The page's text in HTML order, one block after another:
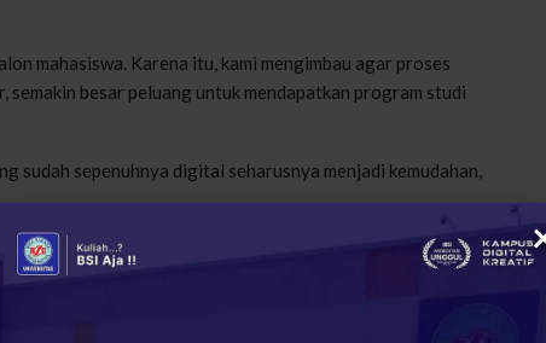
mahasiswa. Karena itu, kami mengimbau agar proses
besar peluang untuk mendapatkan program studi
sudah sepenuhnya digital seharusnya menjadi kemudahan,
PMB UBSI. Jadi tidak ada lagi hambatan jarak atau
menjelang penutupan,” tambahnya.
melakukan pendaftaran, pengisian data, hingga